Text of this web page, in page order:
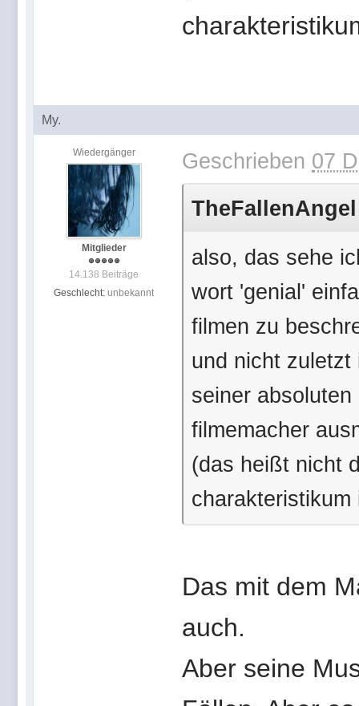
My.
Wiedergänger
Mitglieder
14.138 Beiträge
Geschlecht: unbekannt
Geschrieben 07
also, das sehe
wort 'genial'
filmen zu
und nicht
seiner
filmemacher
(das heißt nicht
charakteristikum
Das mit dem
auch.
Aber seine